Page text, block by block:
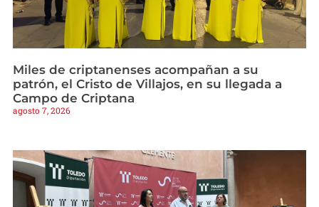
Miles de criptanenses acompañan a su
patrón, el Cristo de Villajos, en su llegada a
Campo de Criptana
agosto 7, 2026